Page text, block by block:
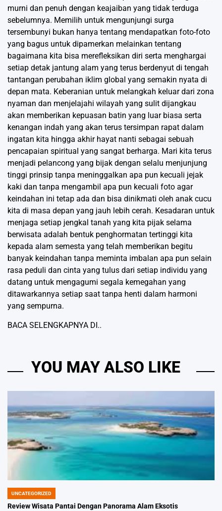
murni dan penuh dengan keajaiban yang tidak terduga
sebelumnya. Memilih untuk mengunjungi surga
tersembunyi bukan hanya tentang mendapatkan foto-foto
yang bagus untuk dipamerkan melainkan tentang
bagaimana kita bisa merefleksikan diri serta menghargai
setiap detak jantung alam yang terus berdenyut di tengah
tantangan perubahan iklim global yang semakin nyata di
depan mata. Keberanian untuk melangkah keluar dari zona
nyaman dan menjelajahi wilayah yang sulit dijangkau
akan memberikan kepuasan batin yang luar biasa serta
kenangan indah yang akan terus tersimpan rapat dalam
ingatan kita hingga akhir hayat nanti sebagai sebuah
pencapaian spiritual yang sangat berharga. Mari kita terus
menjadi pelancong yang bijak dengan selalu menjunjung
tinggi prinsip tanpa meninggalkan apa pun kecuali jejak
kaki dan tanpa mengambil apa pun kecuali foto agar
keindahan ini tetap ada dan bisa dinikmati oleh anak cucu
kita di masa depan yang jauh lebih cerah. Kesadaran untuk
menjaga setiap jengkal tanah yang kita pijak selama
berwisata adalah bentuk penghormatan tertinggi kita
kepada alam semesta yang telah memberikan begitu
banyak keindahan tanpa meminta imbalan apa pun selain
rasa peduli dan cinta yang tulus dari setiap individu yang
datang untuk mengagumi segala kemegahan yang
ditawarkannya setiap saat tanpa henti dalam harmoni
yang sempurna.
BACA SELENGKAPNYA DI..
YOU MAY ALSO LIKE
POSTED
IN
UNCATEGORIZED
Review Wisata Pantai Dengan Panorama Alam Eksotis